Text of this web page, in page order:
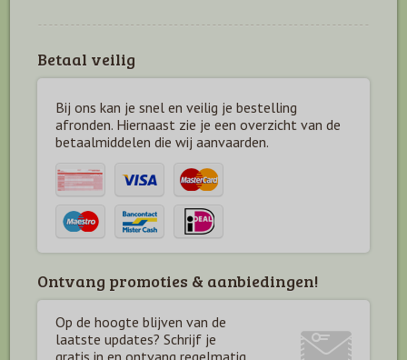
Betaal veilig
Bij ons kan je snel en veilig je bestelling
afronden. Hiernaast zie je een overzicht van de
betaalmiddelen die wij aanvaarden.
Ontvang promoties & aanbiedingen!
Op de hoogte blijven van de
laatste updates? Schrijf je